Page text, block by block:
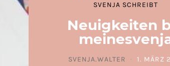
SVENJA SCHREIBT
Neuigkeiten
SVENJA.WALTER
POSTED
1. MÄRZ